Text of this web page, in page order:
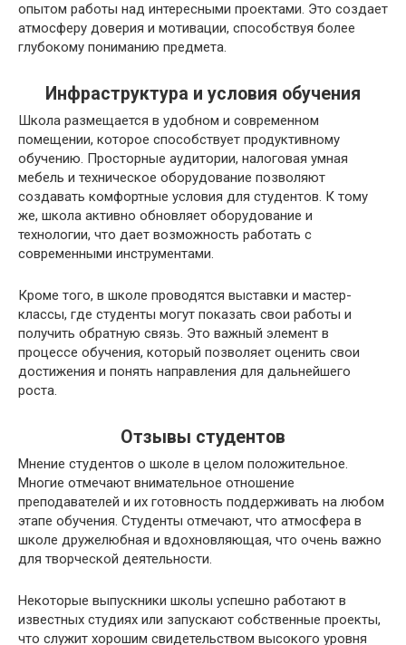
опытом работы над интересными проектами. Это создает
атмосферу доверия и мотивации, способствуя более
глубокому пониманию предмета.
Инфраструктура и условия обучения
Школа размещается в удобном и современном
помещении, которое способствует продуктивному
обучению. Просторные аудитории, налоговая умная
мебель и техническое оборудование позволяют
создавать комфортные условия для студентов. К тому
же, школа активно обновляет оборудование и
технологии, что дает возможность работать с
современными инструментами.
Кроме того, в школе проводятся выставки и мастер-
классы, где студенты могут показать свои работы и
получить обратную связь. Это важный элемент в
процессе обучения, который позволяет оценить свои
достижения и понять направления для дальнейшего
роста.
Отзывы студентов
Мнение студентов о школе в целом положительное.
Многие отмечают внимательное отношение
преподавателей и их готовность поддерживать на любом
этапе обучения. Студенты отмечают, что атмосфера в
школе дружелюбная и вдохновляющая, что очень важно
для творческой деятельности.
Некоторые выпускники школы успешно работают в
известных студиях или запускают собственные проекты,
что служит хорошим свидетельством высокого уровня